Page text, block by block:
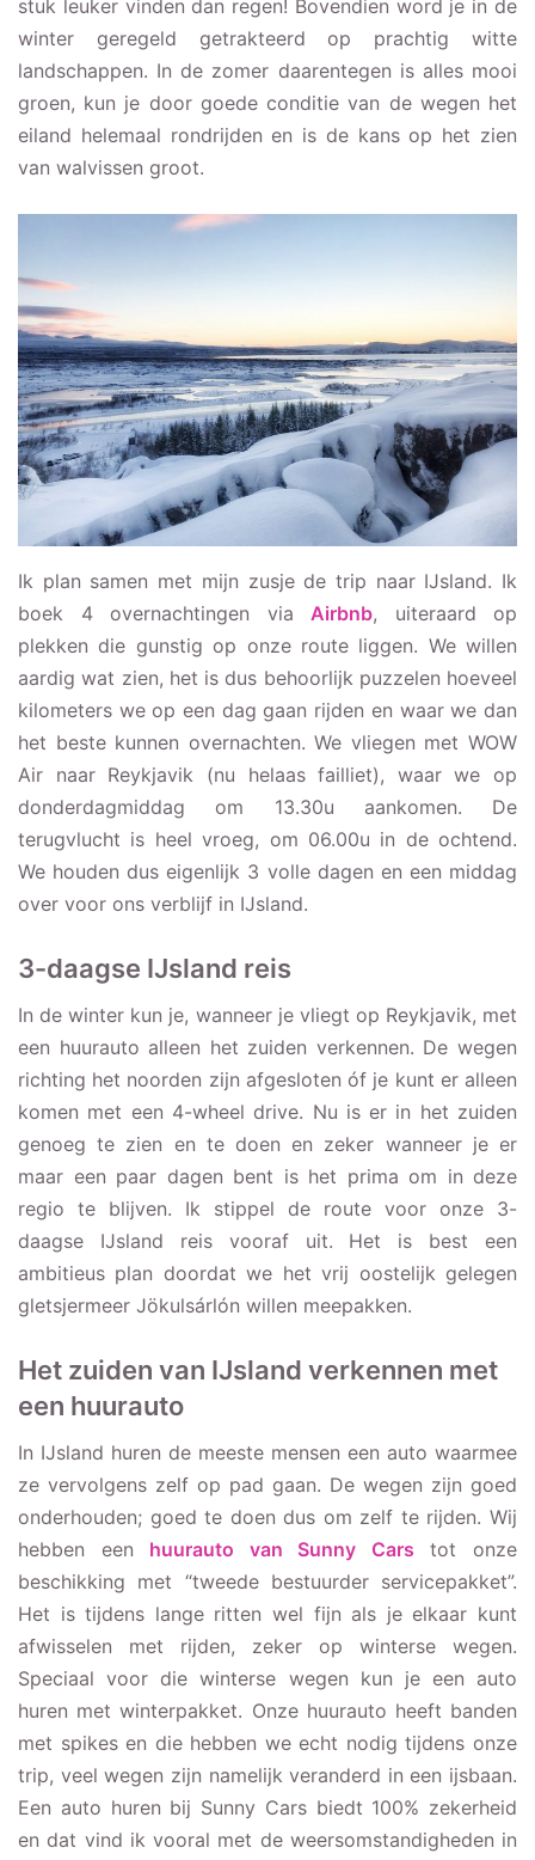
stuk leuker vinden dan regen! Bovendien word je in de
winter geregeld getrakteerd op prachtig witte
landschappen. In de zomer daarentegen is alles mooi
groen, kun je door goede conditie van de wegen het
eiland helemaal rondrijden en is de kans op het zien
van walvissen groot.
Ik plan samen met mijn zusje de trip naar IJsland. Ik
boek 4 overnachtingen via Airbnb, uiteraard op
plekken die gunstig op onze route liggen. We willen
aardig wat zien, het is dus behoorlijk puzzelen hoeveel
kilometers we op een dag gaan rijden en waar we dan
het beste kunnen overnachten. We vliegen met WOW
Air naar Reykjavik (nu helaas failliet), waar we op
donderdagmiddag om 13.30u aankomen. De
terugvlucht is heel vroeg, om 06.00u in de ochtend.
We houden dus eigenlijk 3 volle dagen en een middag
over voor ons verblijf in IJsland.
3-daagse IJsland reis
In de winter kun je, wanneer je vliegt op Reykjavik, met
een huurauto alleen het zuiden verkennen. De wegen
richting het noorden zijn afgesloten óf je kunt er alleen
komen met een 4-wheel drive. Nu is er in het zuiden
genoeg te zien en te doen en zeker wanneer je er
maar een paar dagen bent is het prima om in deze
regio te blijven. Ik stippel de route voor onze 3-
daagse IJsland reis vooraf uit. Het is best een
ambitieus plan doordat we het vrij oostelijk gelegen
gletsjermeer Jökulsárlón willen meepakken.
Het zuiden van IJsland verkennen met
een huurauto
In IJsland huren de meeste mensen een auto waarmee
ze vervolgens zelf op pad gaan. De wegen zijn goed
onderhouden; goed te doen dus om zelf te rijden. Wij
hebben een huurauto van Sunny Cars tot onze
beschikking met “tweede bestuurder servicepakket”.
Het is tijdens lange ritten wel fijn als je elkaar kunt
afwisselen met rijden, zeker op winterse wegen.
Speciaal voor die winterse wegen kun je een auto
huren met winterpakket. Onze huurauto heeft banden
met spikes en die hebben we echt nodig tijdens onze
trip, veel wegen zijn namelijk veranderd in een ijsbaan.
Een auto huren bij Sunny Cars biedt 100% zekerheid
en dat vind ik vooral met de weersomstandigheden in